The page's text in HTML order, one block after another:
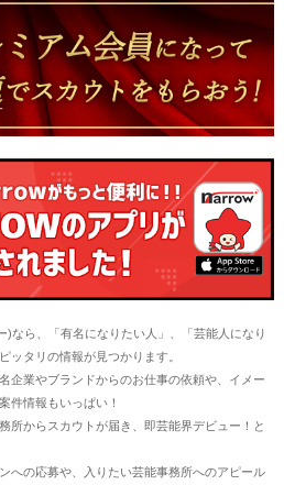
)なら、「有名になりたい人」、「芸能人になり
ッタリの情報が見つかります。
企業やブランドからのお仕事の依頼や、イメー
件情報もいっぱい！
所からスカウトが届き、即芸能界デビュー！と
への応募や、入りたい芸能事務所へのアピール